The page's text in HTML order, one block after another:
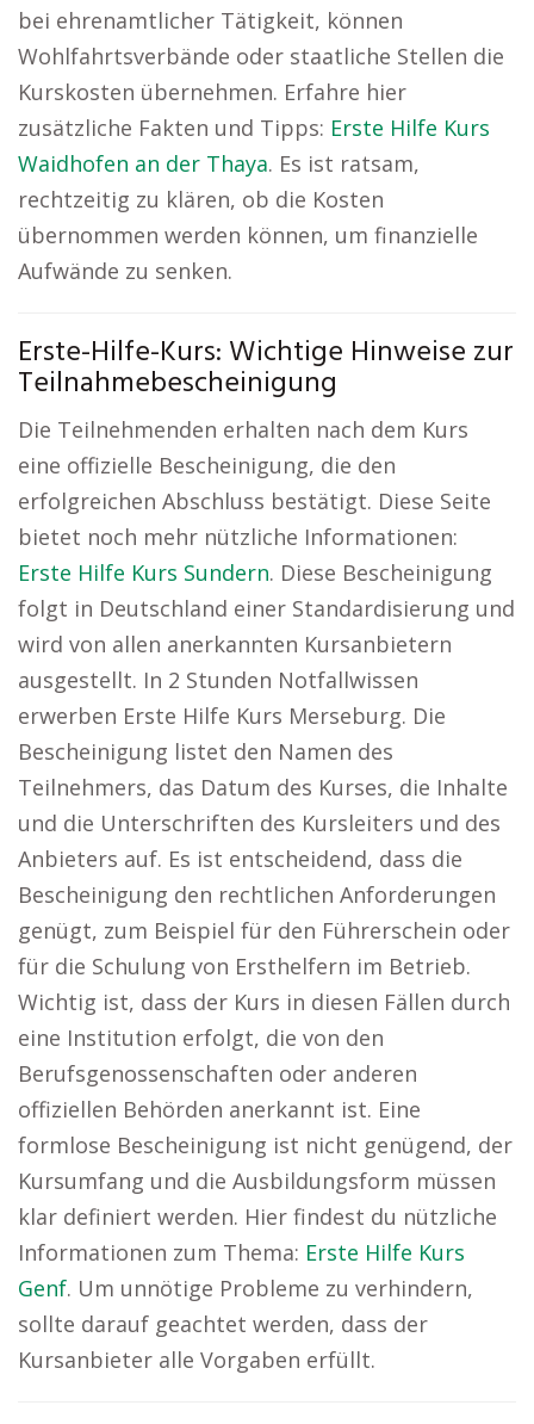
bei ehrenamtlicher Tätigkeit, können
Wohlfahrtsverbände oder staatliche Stellen die
Kurskosten übernehmen. Erfahre hier
zusätzliche Fakten und Tipps: Erste Hilfe Kurs
Waidhofen an der Thaya. Es ist ratsam,
rechtzeitig zu klären, ob die Kosten
übernommen werden können, um finanzielle
Aufwände zu senken.
Erste-Hilfe-Kurs: Wichtige Hinweise zur
Teilnahmebescheinigung
Die Teilnehmenden erhalten nach dem Kurs
eine offizielle Bescheinigung, die den
erfolgreichen Abschluss bestätigt. Diese Seite
bietet noch mehr nützliche Informationen:
Erste Hilfe Kurs Sundern. Diese Bescheinigung
folgt in Deutschland einer Standardisierung und
wird von allen anerkannten Kursanbietern
ausgestellt. In 2 Stunden Notfallwissen
erwerben Erste Hilfe Kurs Merseburg. Die
Bescheinigung listet den Namen des
Teilnehmers, das Datum des Kurses, die Inhalte
und die Unterschriften des Kursleiters und des
Anbieters auf. Es ist entscheidend, dass die
Bescheinigung den rechtlichen Anforderungen
genügt, zum Beispiel für den Führerschein oder
für die Schulung von Ersthelfern im Betrieb.
Wichtig ist, dass der Kurs in diesen Fällen durch
eine Institution erfolgt, die von den
Berufsgenossenschaften oder anderen
offiziellen Behörden anerkannt ist. Eine
formlose Bescheinigung ist nicht genügend, der
Kursumfang und die Ausbildungsform müssen
klar definiert werden. Hier findest du nützliche
Informationen zum Thema: Erste Hilfe Kurs
Genf. Um unnötige Probleme zu verhindern,
sollte darauf geachtet werden, dass der
Kursanbieter alle Vorgaben erfüllt.